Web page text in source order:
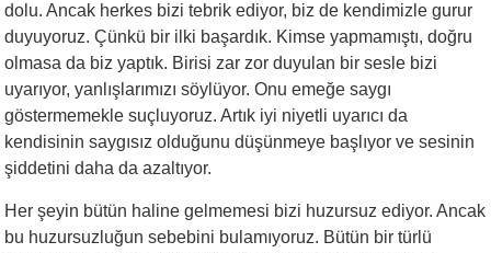
dolu. Ancak herkes bizi tebrik ediyor, biz de kendimizle gurur
duyuyoruz. Çünkü bir ilki başardık. Kimse yapmamıştı, doğru
olmasa da biz yaptık. Birisi zar zor duyulan bir sesle bizi
uyarıyor, yanlışlarımızı söylüyor. Onu emeğe saygı
göstermemekle suçluyoruz. Artık iyi niyetli uyarıcı da
kendisinin saygısız olduğunu düşünmeye başlıyor ve sesinin
şiddetini daha da azaltıyor.
Her şeyin bütün haline gelmemesi bizi huzursuz ediyor. Ancak
bu huzursuzluğun sebebini bulamıyoruz. Bütün bir türlü